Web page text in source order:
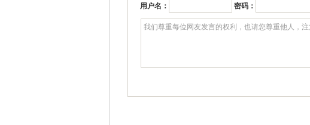
用户名： 密码：